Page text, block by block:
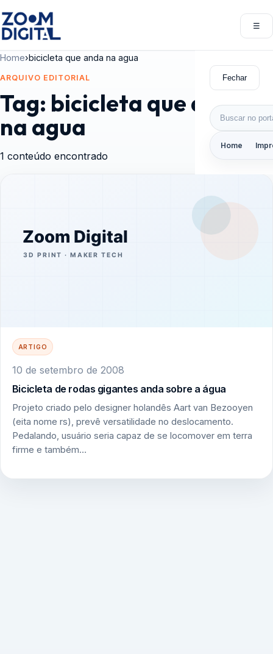
☰
Fechar
Buscar por:
Home
Home›bicicleta que anda na agua
ARQUIVO EDITORIAL
Tag: bicicleta que anda
na agua
1 conteúdo encontrado
ARTIGO
10 de setembro de 2008
Bicicleta de rodas gigantes anda sobre a água
Projeto criado pelo designer holandês Aart van Bezooyen
(eita nome rs), prevê versatilidade no deslocamento.
Pedalando, usuário seria capaz de se locomover em terra
firme e também…